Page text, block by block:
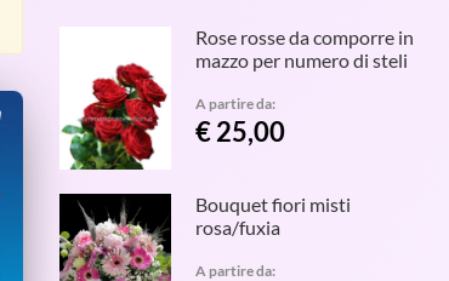
Rose rosse da comporre in
mazzo per numero di steli
A partire da:
€ 25,00
Bouquet fiori misti
rosa/fuxia
A partire da: